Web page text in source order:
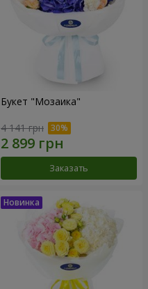
Букет "Мозаика"
4 141 грн
Заказать